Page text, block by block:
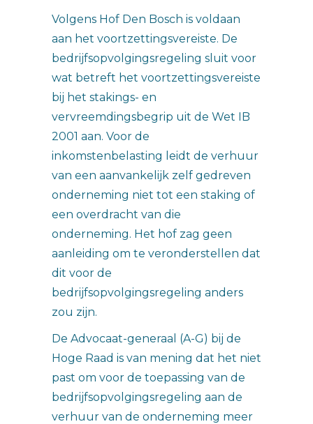
Volgens Hof Den Bosch is voldaan
aan het voortzettingsvereiste. De
bedrijfsopvolgingsregeling sluit voor
wat betreft het voortzettingsvereiste
bij het stakings- en
vervreemdingsbegrip uit de Wet IB
2001 aan. Voor de
inkomstenbelasting leidt de verhuur
van een aanvankelijk zelf gedreven
onderneming niet tot een staking of
een overdracht van die
onderneming. Het hof zag geen
aanleiding om te veronderstellen dat
dit voor de
bedrijfsopvolgingsregeling anders
zou zijn.
De Advocaat-generaal (A-G) bij de
Hoge Raad is van mening dat het niet
past om voor de toepassing van de
bedrijfsopvolgingsregeling aan de
verhuur van de onderneming meer